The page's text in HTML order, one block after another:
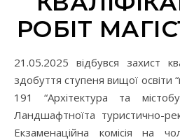
РОБІТ
21.05.2025 відбувся захист кваліфікаційних робіт на
здобуття ступеня вищої освіти
191 “Архітектура та
Ландшафтноїта туристично-
Екзаменаційна комісія на